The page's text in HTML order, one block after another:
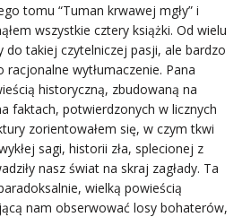
tomu “Tuman krwawej mgły” i
wszystkie cztery książki. Od wielu
do takiej czytelniczej pasji, ale bardzo
racjonalne wytłumaczenie. Pana
historyczną, zbudowaną na
faktach, potwierdzonych w licznych
zorientowałem się, w czym tkwi
sagi, historii zła, splecionej z
nasz świat na skraj zagłady. Ta
wielką powieścią
nam obserwować losy bohaterów,